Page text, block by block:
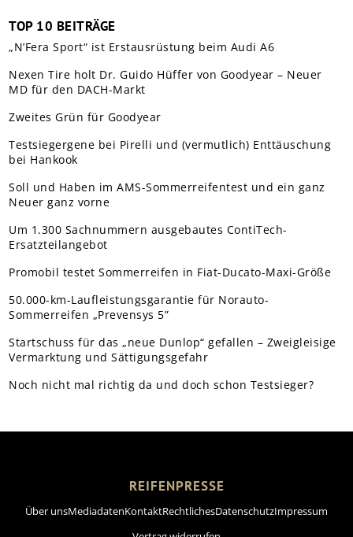
TOP 10 BEITRÄGE
„N’Fera Sport“ ist Erstausrüstung beim Audi A6
Nexen Tire holt Dr. Guido Hüffer von Goodyear – Neuer
MD für den DACH-Markt
Zweites Grün für Goodyear
Testsiegergene bei Pirelli und (vermutlich) Enttäuschung
bei Hankook
Soll und Haben im AMS-Sommerreifentest und ein ganz
Neuer ganz vorne
Um 1.300 Sachnummern ausgebautes ContiTech-
Ersatzteilangebot
Promobil testet Sommerreifen in Fiat-Ducato-Maxi-Größe
50.000-km-Laufleistungsgarantie für Norauto-
Sommerreifen „Prevensys 5”
Startschuss für das „neue Dunlop“ gefallen – Zweigleisige
Vermarktung und Sättigungsgefahr
Noch nicht mal richtig da und doch schon Testsieger?
REIFENPRESSE
Über unsMediadatenKontaktRechtlichesDatenschutzImpressum